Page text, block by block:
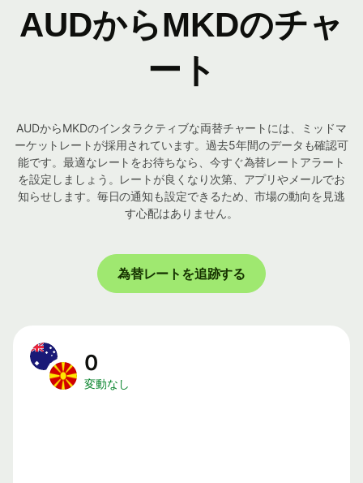
AUDからMKDのチャ
ート
AUDからMKDのインタラクティブな両替チャートには、ミッドマ
ーケットレートが採用されています。過去5年間のデータも確認可
能です。最適なレートをお待ちなら、今すぐ為替レートアラート
を設定しましょう。レートが良くなり次第、アプリやメールでお
知らせします。毎日の通知も設定できるため、市場の動向を見逃
す心配はありません。
為替レートを追跡する
0
変動なし